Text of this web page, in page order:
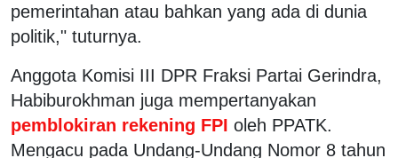
pemerintahan atau bahkan yang ada di dunia
politik," tuturnya.
Anggota Komisi III DPR Fraksi Partai Gerindra,
Habiburokhman juga mempertanyakan
pemblokiran rekening FPI oleh PPATK.
Mengacu pada Undang-Undang Nomor 8 tahun